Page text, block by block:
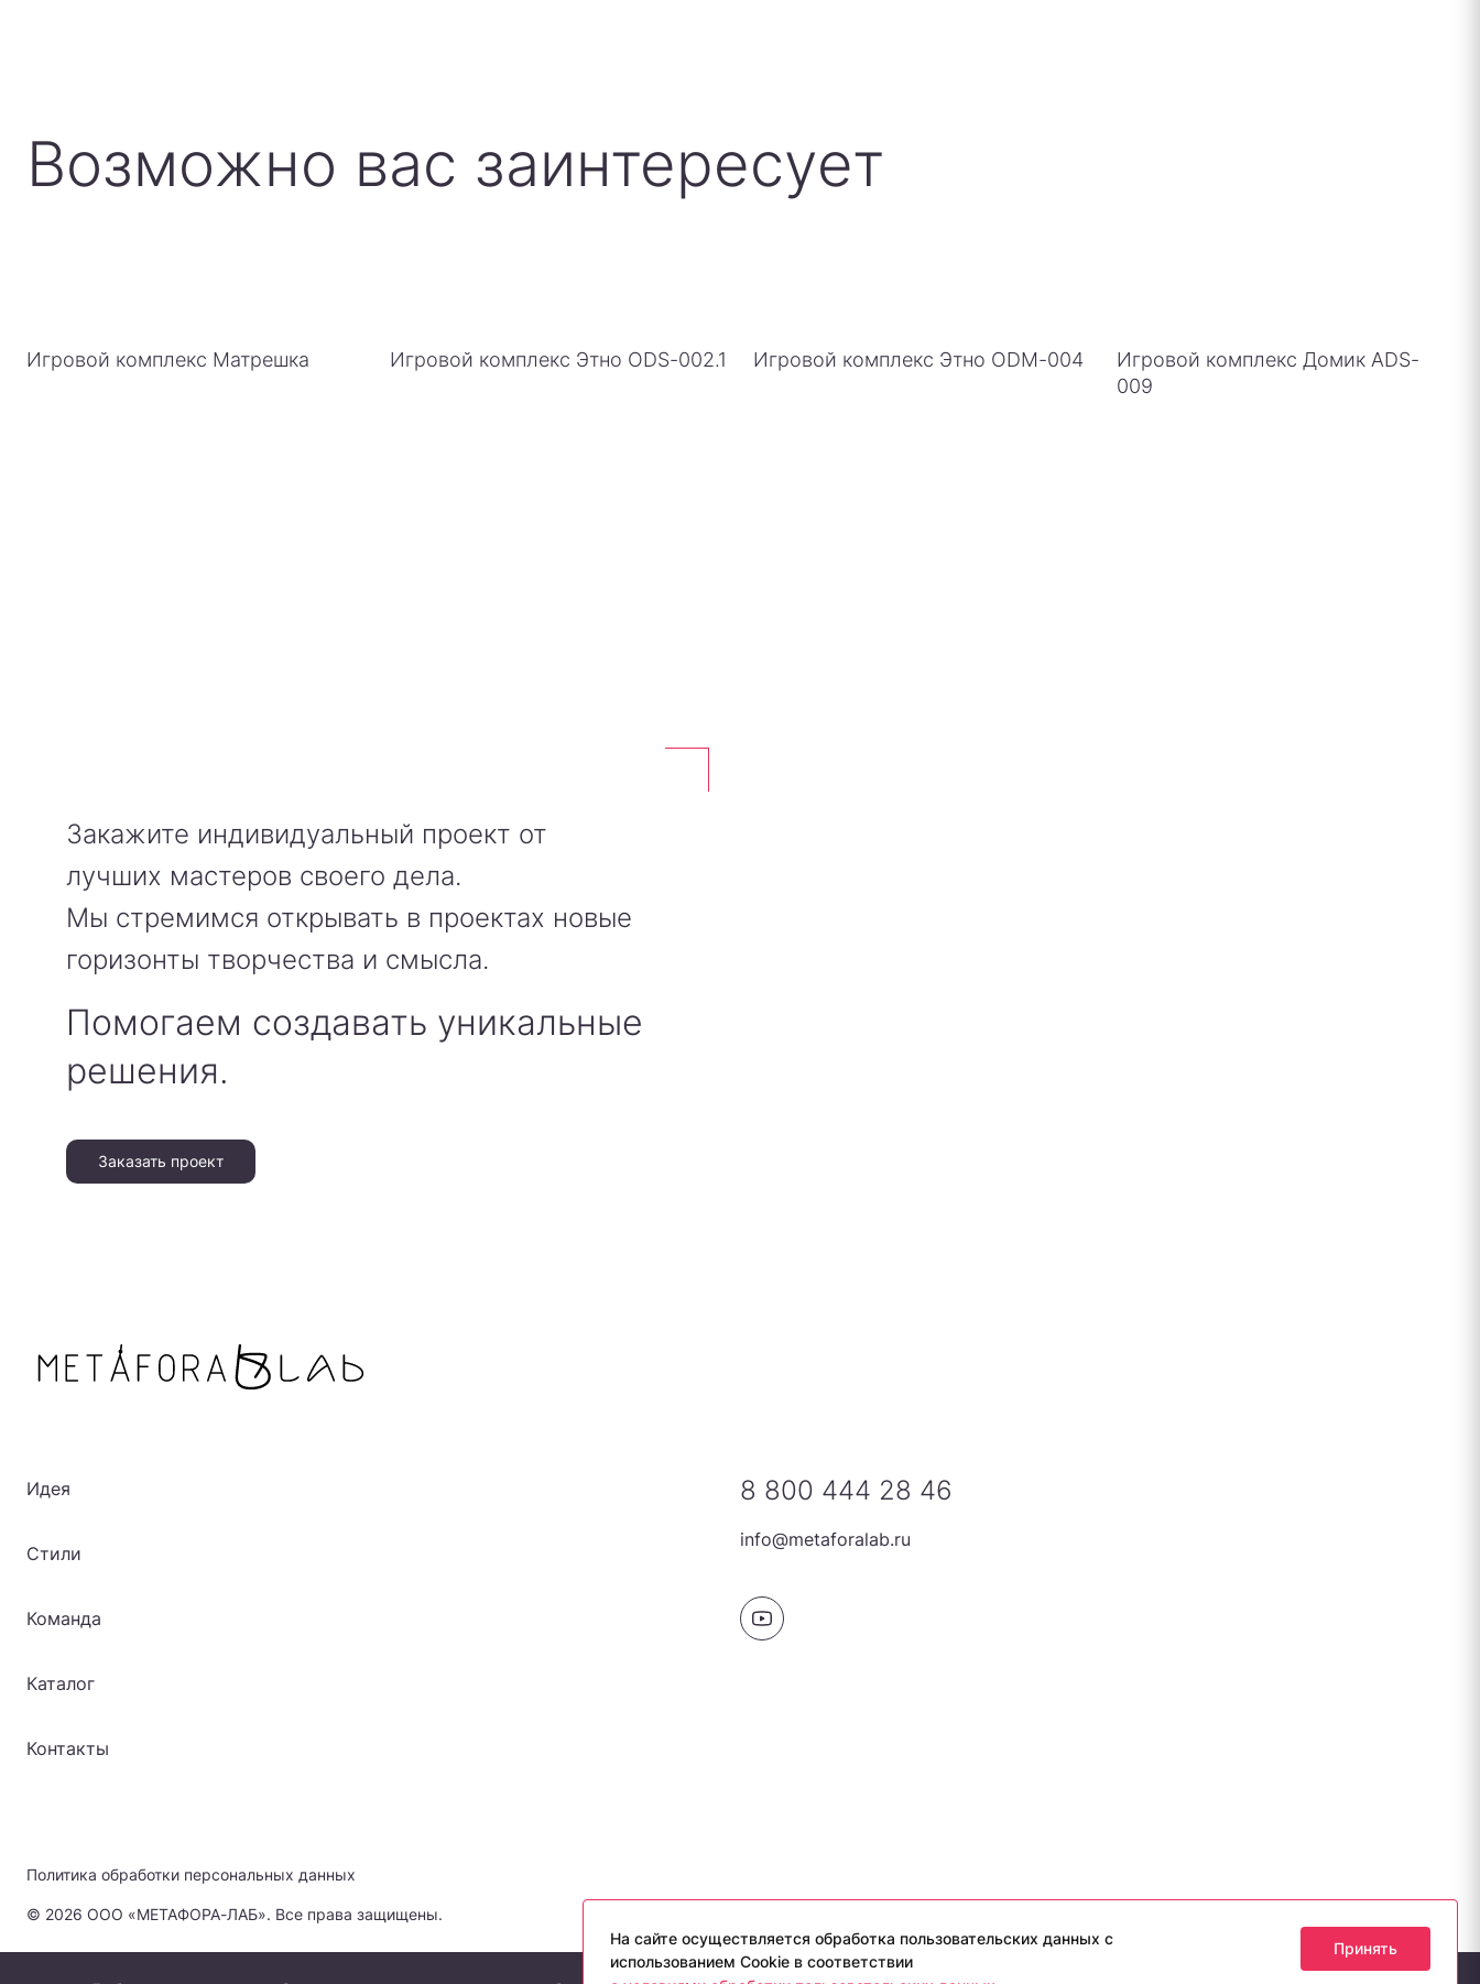
Возможно вас заинтересует
Игровой комплекс Матрешка Игровой комплекс Этно ODS-002.1 Игровой комплекс Этно ODM-004
Игровой комплекс Домик ADS-
009
Закажите индивидуальный проект от
лучших мастеров своего дела.
Мы стремимся открывать в проектах новые
горизонты творчества и смысла.
Помогаем создавать уникальные
решения.
Заказать проект
Политика обработки персональных данных
© 2026 ООО «МЕТАФОРА-ЛАБ». Все права защищены.
Идея
Стили
Команда
Каталог
Контакты
8 800 444 28 46
info@metaforalab.ru
На сайте осуществляется обработка пользовательских данных с
использованием Cookie в соответствии
Принять